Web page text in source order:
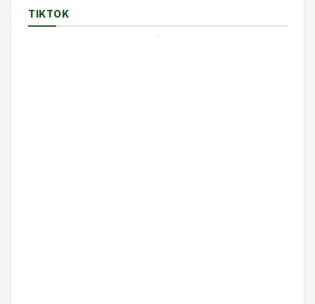
TIKTOK